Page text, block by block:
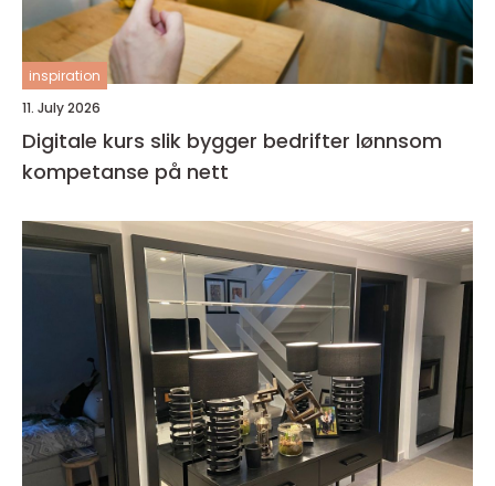
inspiration
11. July 2026
Digitale kurs slik bygger bedrifter lønnsom
kompetanse på nett